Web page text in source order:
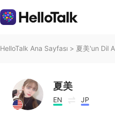
HelloTalk Ana Sayfası > 夏美'un Dil
夏美
EN JP